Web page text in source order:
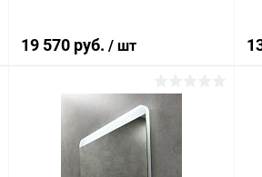
19 570 руб. / шт
В корзину
Купить в 1 клик